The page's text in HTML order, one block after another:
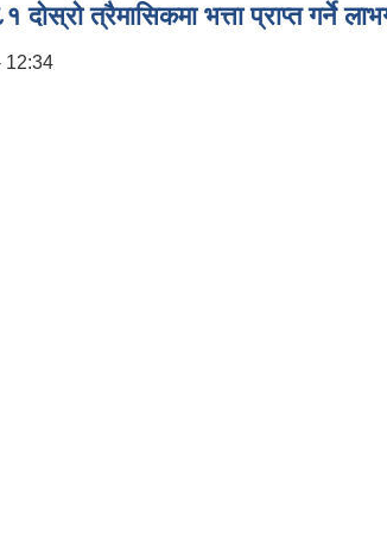
दोस्रो त्रैमासिकमा भत्ता प्राप्त गर्ने
12:34